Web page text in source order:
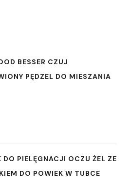
BESSER CZUJ
PĘDZEL DO MIESZANIA
DO PIELĘGNACJI OCZU ŻEL ZE
DO POWIEK W TUBCE